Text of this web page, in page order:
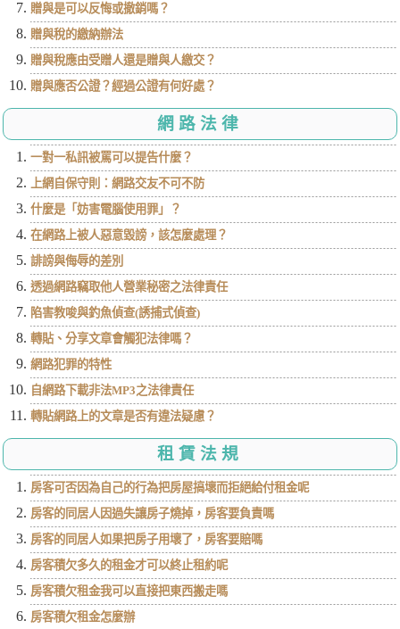
贈與是可以反悔或撤銷嗎？
贈與稅的繳納辦法
贈與稅應由受贈人還是贈與人繳交？
贈與應否公證？經過公證有何好處？
網路法律
一對一私訊被罵可以提告什麼？
上網自保守則：網路交友不可不防
什麼是「妨害電腦使用罪」？
在網路上被人惡意毀謗，該怎麼處理？
誹謗與侮辱的差別
透過網路竊取他人營業秘密之法律責任
陷害教唆與釣魚偵查(誘捕式偵查)
轉貼、分享文章會觸犯法律嗎？
網路犯罪的特性
自網路下載非法MP3之法律責任
轉貼網路上的文章是否有違法疑慮？
租賃法規
房客可否因為自己的行為把房屋搞壞而拒絕給付租金呢
房客的同居人因過失讓房子燒掉，房客要負責嗎
房客的同居人如果把房子用壞了，房客要賠嗎
房客積欠多久的租金才可以終止租約呢
房客積欠租金我可以直接把東西搬走嗎
房客積欠租金怎麼辦